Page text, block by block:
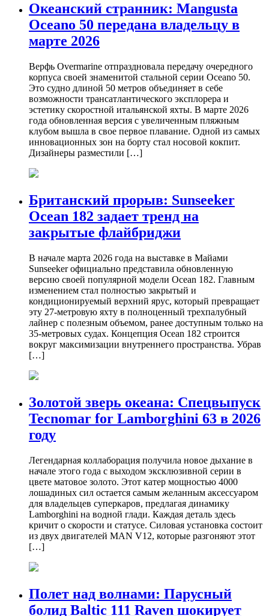
Океанский странник: Mangusta
Oceano 50 передана владельцу в
марте 2026
Верфь Overmarine отпраздновала передачу очередного
корпуса своей знаменитой стальной серии Oceano 50.
Это судно длиной 50 метров объединяет в себе
возможности трансатлантического эксплорера и
эстетику скоростной итальянской яхты. В марте 2026
года обновленная версия с увеличенным пляжным
клубом вышла в свое первое плавание. Одной из самых
инновационных зон на борту стал носовой кокпит.
Дизайнеры разместили […]
Британский прорыв: Sunseeker
Ocean 182 задает тренд на
закрытые флайбриджи
В начале марта 2026 года на выставке в Майами
Sunseeker официально представила обновленную
версию своей популярной модели Ocean 182. Главным
изменением стал полностью закрытый и
кондиционируемый верхний ярус, который превращает
эту 27-метровую яхту в полноценный трехпалубный
лайнер с полезным объемом, ранее доступным только на
35-метровых судах. Концепция Ocean 182 строится
вокруг максимизации внутреннего пространства. Убрав
[…]
Золотой зверь океана: Спецвыпуск
Tecnomar for Lamborghini 63 в 2026
году
Легендарная коллаборация получила новое дыхание в
начале этого года с выходом эксклюзивной серии в
цвете матовое золото. Этот катер мощностью 4000
лошадиных сил остается самым желанным аксессуаром
для владельцев суперкаров, предлагая динамику
Lamborghini на водной глади. Каждая деталь здесь
кричит о скорости и статусе. Силовая установка состоит
из двух двигателей MAN V12, которые разгоняют этот
[…]
Полет над волнами: Парусный
болид Baltic 111 Raven шокирует